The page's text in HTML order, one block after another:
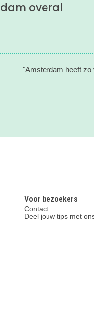
overal
"Amsterdam heeft zo
Voor bezoekers
Contact
Deel jouw tips met